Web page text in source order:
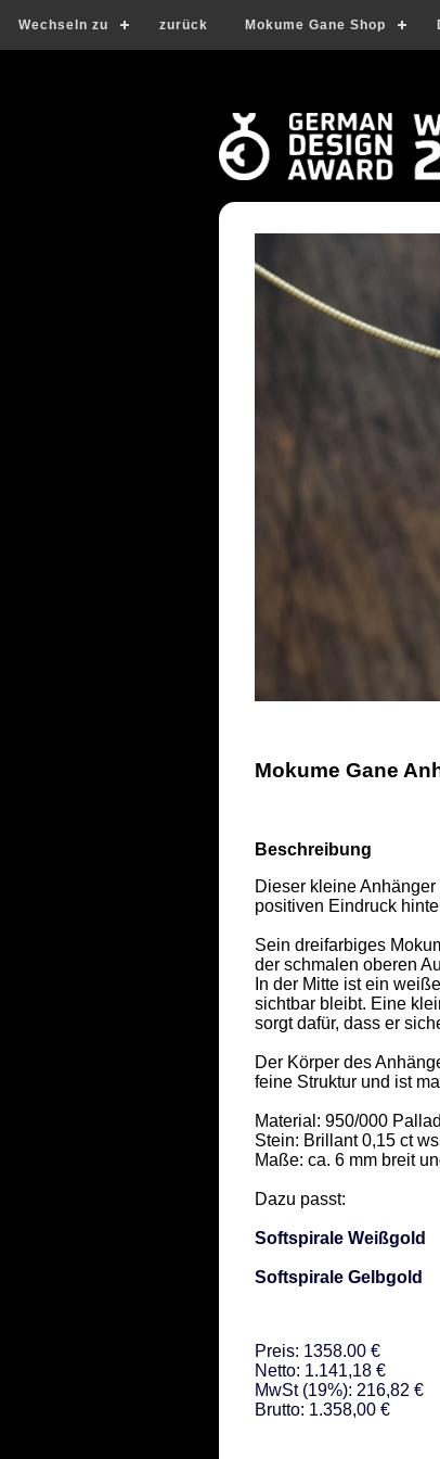
Wechseln zu zurück Mokume Gane Shop
Mokume Gane
Beschreibung
Dieser kleine
positiven Eindruck
Sein dreifarbiges
der schmalen oberen
In der Mitte ist ein
sichtbar bleibt. Eine
sorgt dafür, dass er
Der Körper des
feine Struktur und ist
Material: 950/000
Stein: Brillant 0,15 ct
Maße: ca. 6 mm breit
Dazu passt:
Softspirale Weißgold
Softspirale Gelbgold
Preis: 1358.00 €
Netto: 1.141,18 €
MwSt (19%): 216,82 €
Brutto: 1.358,00 €